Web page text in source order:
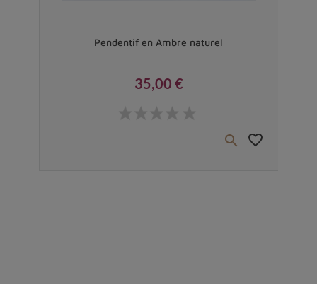
Pendentif en Ambre naturel
35,00 €
 favorite_border